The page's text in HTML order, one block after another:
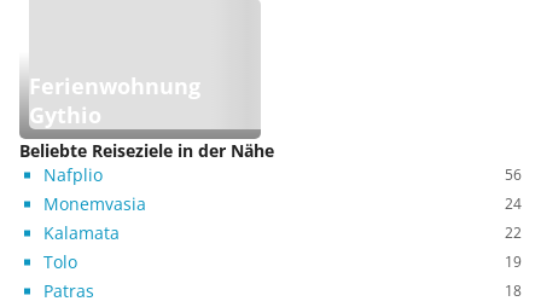
Ferienwohnung
Gythio
Beliebte Reiseziele in der Nähe
Nafplio
56
Monemvasia 24
Kalamata 22
Tolo 19
Patras 18